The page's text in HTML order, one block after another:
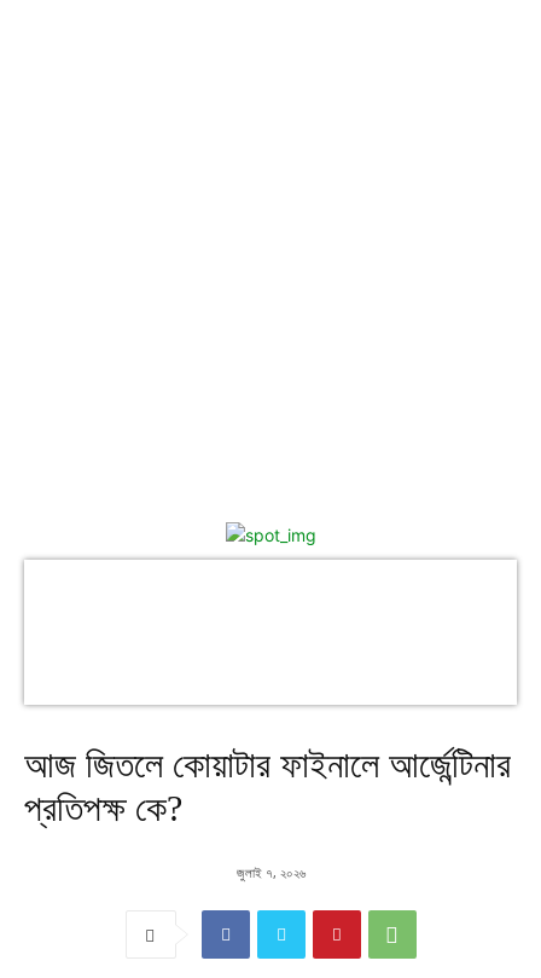
আজ জিতলে কোয়াটার ফাইনালে আর্জেন্টিনার
প্রতিপক্ষ কে?
জুলাই ৭, ২০২৬